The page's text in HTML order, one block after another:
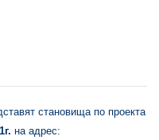
становища по проекта
г. на адрес: